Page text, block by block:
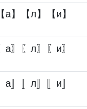
】【л】【и】
〗〖л〗〖и〗
〛〚л〛〚и〛